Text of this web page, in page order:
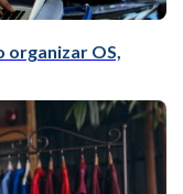
organizar OS,